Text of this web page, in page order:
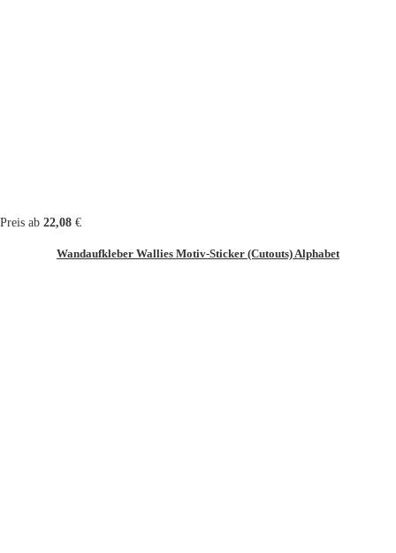
Preis ab 22,08 €
Wandaufkleber Wallies Motiv-Sticker (Cutouts) Alphabet